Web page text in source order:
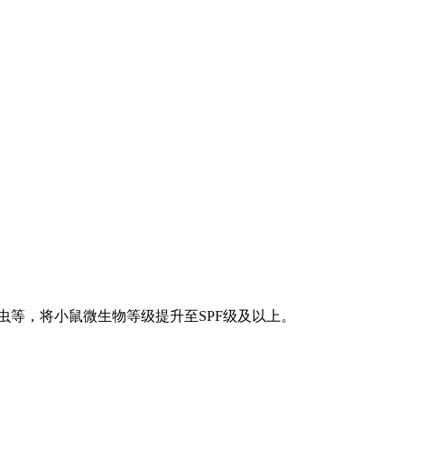
，将小鼠微生物等级提升至SPF级及以上。